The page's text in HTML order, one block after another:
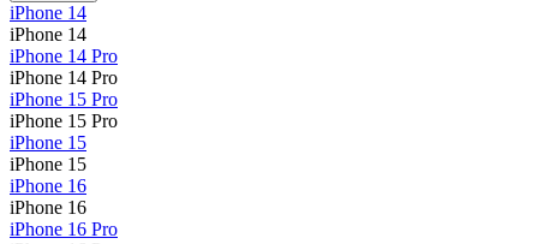
iPhone 14
iPhone 14
iPhone 14 Pro
iPhone 14 Pro
iPhone 15 Pro
iPhone 15 Pro
iPhone 15
iPhone 15
iPhone 16
iPhone 16
iPhone 16 Pro